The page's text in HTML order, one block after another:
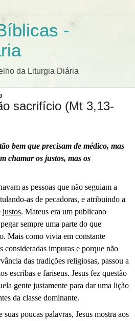
-
da Liturgia Diária
sacrifício (Mt 3,13-
bem que precisam de médico, mas
chamar os justos, mas os
as pessoas que não seguiam a
as de pecadoras, e atribuindo a
justos. Mateus era um publicano
sempre uma parte do que
Mais como vivia em constante
consideradas impuras e porque não
das tradições religiosas, passou a
escribas e fariseus. Jesus fez questão
gente justamente para dar uma lição
da classe dominante.
suas poucas palavras, Jesus mostra aos